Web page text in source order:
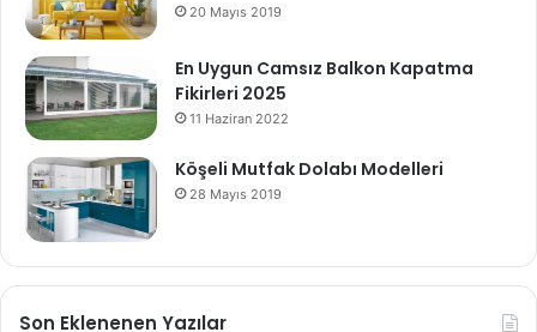
20 Mayıs 2019
En Uygun Camsız Balkon Kapatma
Fikirleri 2025
11 Haziran 2022
Köşeli Mutfak Dolabı Modelleri
28 Mayıs 2019
Son Eklenenen Yazılar